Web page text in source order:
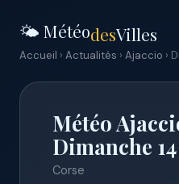
🌤️ MétéodesVilles
Accueil › Actualités › Ajaccio ›
Météo
Dimanche
Corse